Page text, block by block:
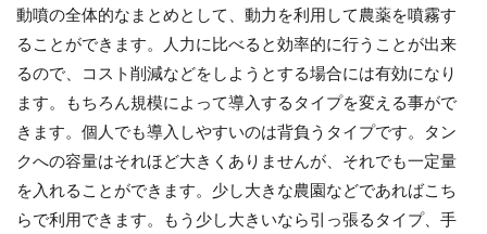
動噴の全体的なまとめとして、動力を利用して農薬を噴霧す
ることができます。人力に比べると効率的に行うことが出来
るので、コスト削減などをしようとする場合には有効になり
ます。もちろん規模によって導入するタイプを変える事がで
きます。個人でも導入しやすいのは背負うタイプです。タン
クへの容量はそれほど大きくありませんが、それでも一定量
を入れることができます。少し大きな農園などであればこち
らで利用できます。もう少し大きいなら引っ張るタイプ、手